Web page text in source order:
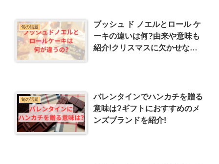
旬の話題
ブッシュ ド ノエルとロール ケ
ーキの違いは何?由来や意味も
紹介!クリスマスに欠かせない
旬の話題
バレンタインでハンカチを贈る
意味は?ギフトにおすすめのメ
ンズブランドを紹介!